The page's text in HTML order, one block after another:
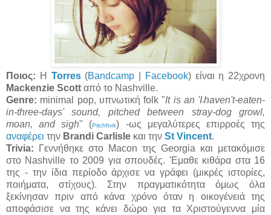
Ποιος: H Torres(Bandcamp Facebook) είναι η 22χρονη
Mackenzie Scott από το Nashville.
Genre: minimal pop, υπνωτική folk "It is an 'I-haven't-eaten-
in-three-days' sound, pitched between stray-dog growl,
moan, and sigh" (Pitchfork) -ως μεγαλύτερες επιρροές της
αναφέρει την Brandi Carlisle και την St Vincent.
Trivia:
Γεννήθηκε στο Macon της Georgia και μετακόμισε
στο Nashville το 2009 για σπουδές. 'Εμαθε κιθάρα στα 16
της - την ίδια περίοδο άρχισε να γράφει (μικρές ιστορίες,
ποιήματα, στίχους). Στην πραγματικότητα όμως όλα
ξεκίνησαν πριν από κάνα χρόνο όταν η οικογένειά της
αποφάσισε να της κάνει δώρο για τα Χριστούγεννα μία